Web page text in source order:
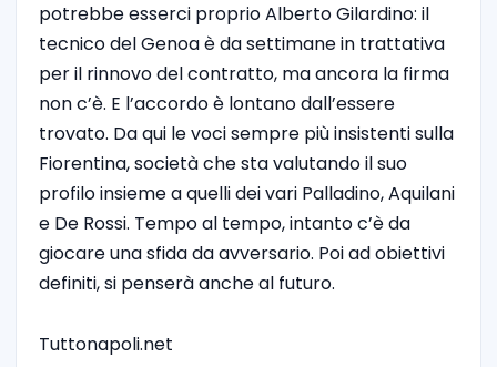
potrebbe esserci proprio Alberto Gilardino: il
tecnico del Genoa è da settimane in trattativa
per il rinnovo del contratto, ma ancora la firma
non c’è. E l’accordo è lontano dall’essere
trovato. Da qui le voci sempre più insistenti sulla
Fiorentina, società che sta valutando il suo
profilo insieme a quelli dei vari Palladino, Aquilani
e De Rossi. Tempo al tempo, intanto c’è da
giocare una sfida da avversario. Poi ad obiettivi
definiti, si penserà anche al futuro.
Tuttonapoli.net